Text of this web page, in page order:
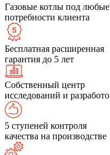
Газовые котлы под любые
потребности клиента
Бесплатная расширенная
гарантия до 5 лет
Собственный центр
исследований и
5 ступеней контроля
качества на производстве